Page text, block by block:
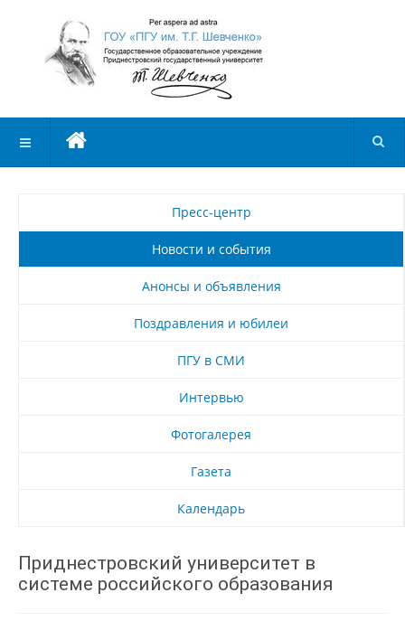
Пресс-центр
Новости и события
Анонсы и объявления
Поздравления и юбилеи
ПГУ в СМИ
Интервью
Фотогалерея
Газета
Календарь
Приднестровский университет в
системе российского образования